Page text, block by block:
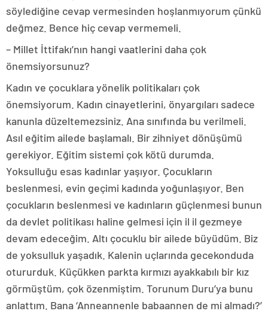
söylediğine cevap vermesinden hoşlanmıyorum çünkü
değmez. Bence hiç cevap vermemeli.
– Millet İttifakı’nın hangi vaatlerini daha çok
önemsiyorsunuz?
Kadın ve çocuklara yönelik politikaları çok
önemsiyorum. Kadın cinayetlerini, önyargıları sadece
kanunla düzeltemezsiniz. Ana sınıfında bu verilmeli.
Asıl eğitim ailede başlamalı. Bir zihniyet dönüşümü
gerekiyor. Eğitim sistemi çok kötü durumda.
Yoksulluğu esas kadınlar yaşıyor. Çocukların
beslenmesi, evin geçimi kadında yoğunlaşıyor. Ben
çocukların beslenmesi ve kadınların güçlenmesi bunun
da devlet politikası haline gelmesi için il il gezmeye
devam edeceğim. Altı çocuklu bir ailede büyüdüm. Biz
de yoksulluk yaşadık. Kalenin uçlarında gecekonduda
otururduk. Küçükken parkta kırmızı ayakkabılı bir kız
görmüştüm, çok özenmiştim. Torunum Duru’ya bunu
anlattım. Bana ‘Anneannenle babaannen de mi almadı?’